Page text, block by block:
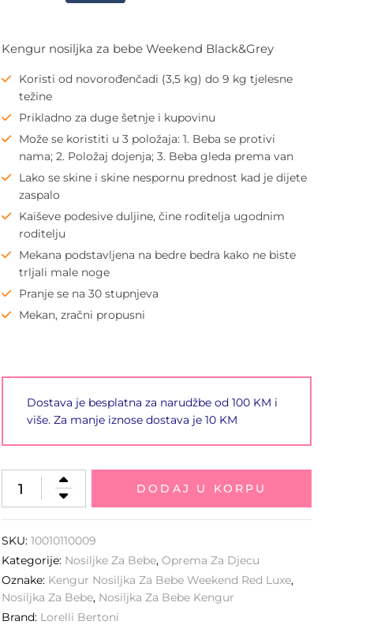
Kengur nosiljka za bebe Weekend Black&Grey
Koristi od novorođenčadi (3,5 kg) do 9 kg tjelesne
težine
Prikladno za duge šetnje i kupovinu
Može se koristiti u 3 položaja: 1. Beba se protivi
nama; 2. Položaj dojenja; 3. Beba gleda prema van
Lako se skine i skine nespornu prednost kad je dijete
zaspalo
Kaiševe podesive duljine, čine roditelja ugodnim
roditelju
Mekana podstavljena na bedre bedra kako ne biste
trljali male noge
Pranje se na 30 stupnjeva
Mekan, zračni propusni
Dostava je besplatna za narudžbe od 100 KM i
više. Za manje iznose dostava je 10 KM
DODAJ U KORPU
SKU:10010110009
Kategorije: Nosiljke Za Bebe,Oprema Za Djecu
Oznake: Kengur Nosiljka Za Bebe Weekend Red Luxe,
Nosiljka Za Bebe, Nosiljka Za Bebe Kengur
Brand: Lorelli Bertoni